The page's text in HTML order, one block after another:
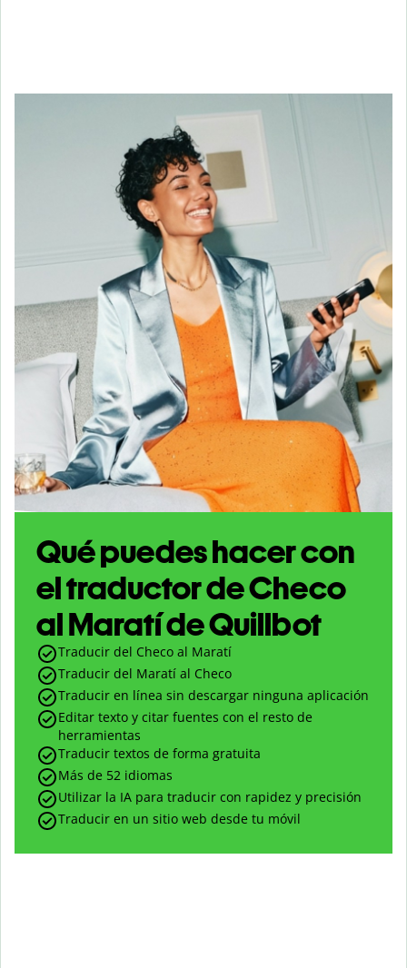
Qué puedes hacer con
el traductor de Checo
al Maratí de Quillbot
Traducir del Checo al Maratí
Traducir del Maratí al Checo
Traducir en línea sin descargar ninguna aplicación
Editar texto y citar fuentes con el resto de
herramientas
Traducir textos de forma gratuita
Más de 52 idiomas
Utilizar la IA para traducir con rapidez y precisión
Traducir en un sitio web desde tu móvil